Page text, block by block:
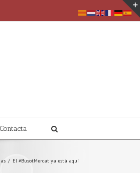
Contacta
/ El #BusotMercat ya está aquí